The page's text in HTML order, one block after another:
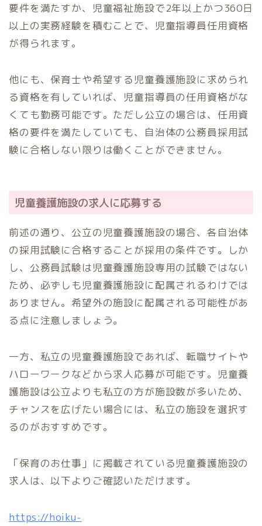
要件を満たすか、児童福祉施設で2年以上かつ360日
以上の実務経験を積むことで、児童指導員任用資格
が得られます。
他にも、保育士や希望する児童養護施設に求められ
る資格を有していれば、児童指導員の任用資格がな
くても勤務可能です。ただし公立の場合は、任用資
格の要件を満たしていても、自治体の公務員採用試
験に合格しない限りは働くことができません。
児童養護施設の求人に応募する
前述の通り、公立の児童養護施設の場合、各自治体
の採用試験に合格することが採用の条件です。しか
し、公務員試験は児童養護施設専用の試験ではない
ため、必ずしも児童養護施設に配属されるわけでは
ありません。希望外の施設に配属される可能性があ
る点に注意しましょう。
一方、私立の児童養護施設であれば、転職サイトや
ハローワークなどから求人応募が可能です。児童養
護施設は公立よりも私立の方が施設数が多いため、
チャンスを広げたい場合には、私立の施設を選択す
るのがおすすめです。
「保育のお仕事」に掲載されている児童養護施設の
求人は、以下よりご確認いただけます。
https://hoiku-